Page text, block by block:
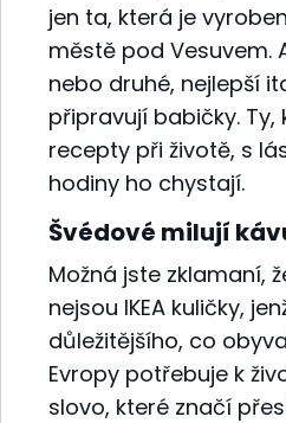
jen ta, která je
městě pod Vesuvem.
nebo druhé, nejlepší
připravují babičky. Ty,
recepty při životě, s
hodiny ho chystají.
Švédové milují
Možná jste zklamaní,
nejsou IKEA kuličky,
důležitějšího, co
Evropy potřebuje k
slovo, které značí